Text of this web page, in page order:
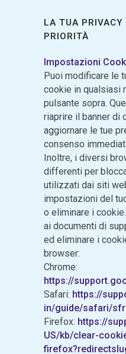
LA TUA
PRIORITÀ
Impostazioni
Puoi modificare le
cookie in qualsiasi
pulsante sopra.
riaprire il banner di
aggiornare le tue
consenso
Inoltre, i diversi
differenti per
utilizzati dai siti
impostazioni del
o eliminare i
ai documenti di
ed eliminare i
browser:
Chrome:
https://
Safari: https://
in/guide/safari/
Firefox: https://
US/kb/clear-